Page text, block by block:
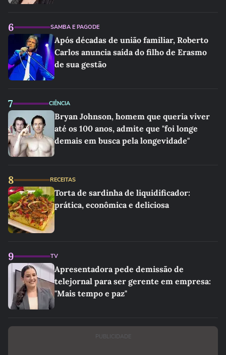
6 SAMBA E PAGODE
Após décadas de união familiar, Roberto
Carlos anuncia saída do filho de Erasmo
de sua gestão
7 CIÊNCIA
Bryan Johnson, homem que queria viver
até os 100 anos, admite que "foi longe
demais em busca pela longevidade"
8 RECEITAS
Torta de sardinha de liquidificador:
prática, econômica e deliciosa
9 TV
Apresentadora pede demissão de
telejornal para ser gerente em empresa:
"Mais tempo e paz"
PUBLICIDADE